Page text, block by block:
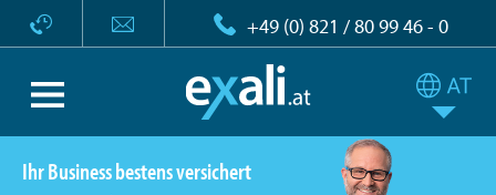
+49 (0) 821 / 80 99 46 - 0
Ihr Business bestens versichert